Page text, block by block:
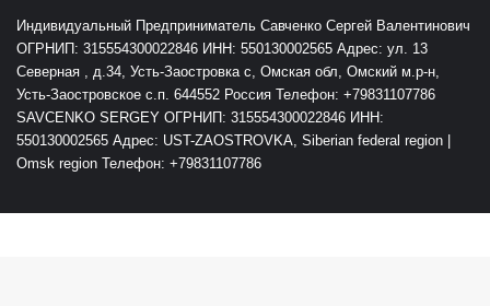
Индивидуальный Предприниматель Савченко Сергей Валентинович
ОГРНИП: 315554300022846 ИНН: 550130002565 Адрес: ул. 13
Северная , д.34, Усть-Заостровка с, Омская обл, Омский м.р-н,
Усть-Заостровское с.п. 644552 Россия Телефон: +79831107786
SAVCENKO SERGEY ОГРНИП: 315554300022846 ИНН:
550130002565 Адрес: UST-ZAOSTROVKA, Siberian federal region |
Omsk region Телефон: +79831107786